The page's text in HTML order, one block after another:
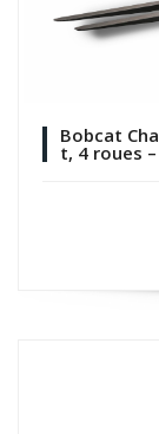
Bobcat
t, 4 roues